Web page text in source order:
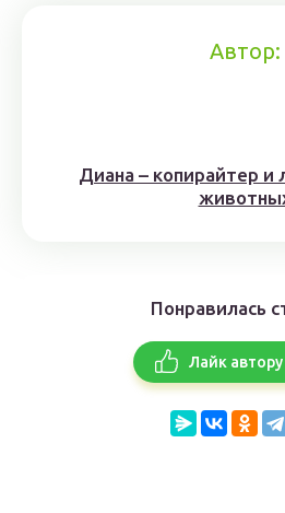
Автор:
Диана – копирайтер и
Понравилась
Лайк автору